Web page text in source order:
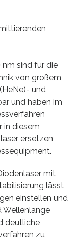
sind für die
von großem
und
und haben im
in diesem
ersetzen
mit
lässt
einstellen und
Wellenlänge
deutliche
zu